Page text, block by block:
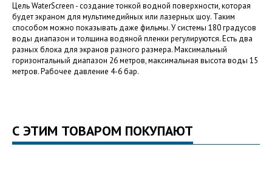
Цель WaterScreen - создание тонкой водной поверхности, которая
будет экраном для мультимедийных или лазерных шоу. Таким
способом можно показывать даже фильмы. У системы 180 градусов
воды диапазон и толщина водяной пленки регулируются. Есть два
разных блока для экранов разного размера. Максимальный
горизонтальный диапазон 26 метров, максимальная высота воды 15
метров. Рабочее давление 4-6 бар.
С ЭТИМ ТОВАРОМ ПОКУПАЮТ